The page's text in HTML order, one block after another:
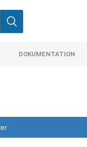
DOKUMENTATION